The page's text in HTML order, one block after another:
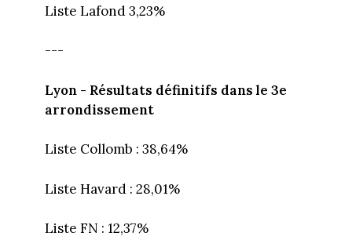
Liste Lafond 3,23%
---
Lyon - Résultats définitifs dans le 3e
arrondissement
Liste Collomb : 38,64%
Liste Havard : 28,01%
Liste FN : 12,37%